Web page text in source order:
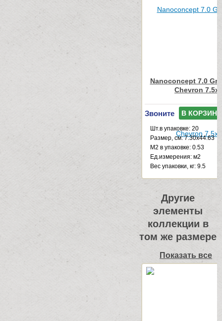
Nanoconcept 7.0
Chevron
Звоните В КОРЗИНУ
Шт.в упаковке: 20
Размер, см: 7.30x44.63
М2 в упаковке: 0.53
Ед.измерения: м2
Веc упаковки, кг: 9.5
Другие
элементы
коллекции в
том же размере
Показать все